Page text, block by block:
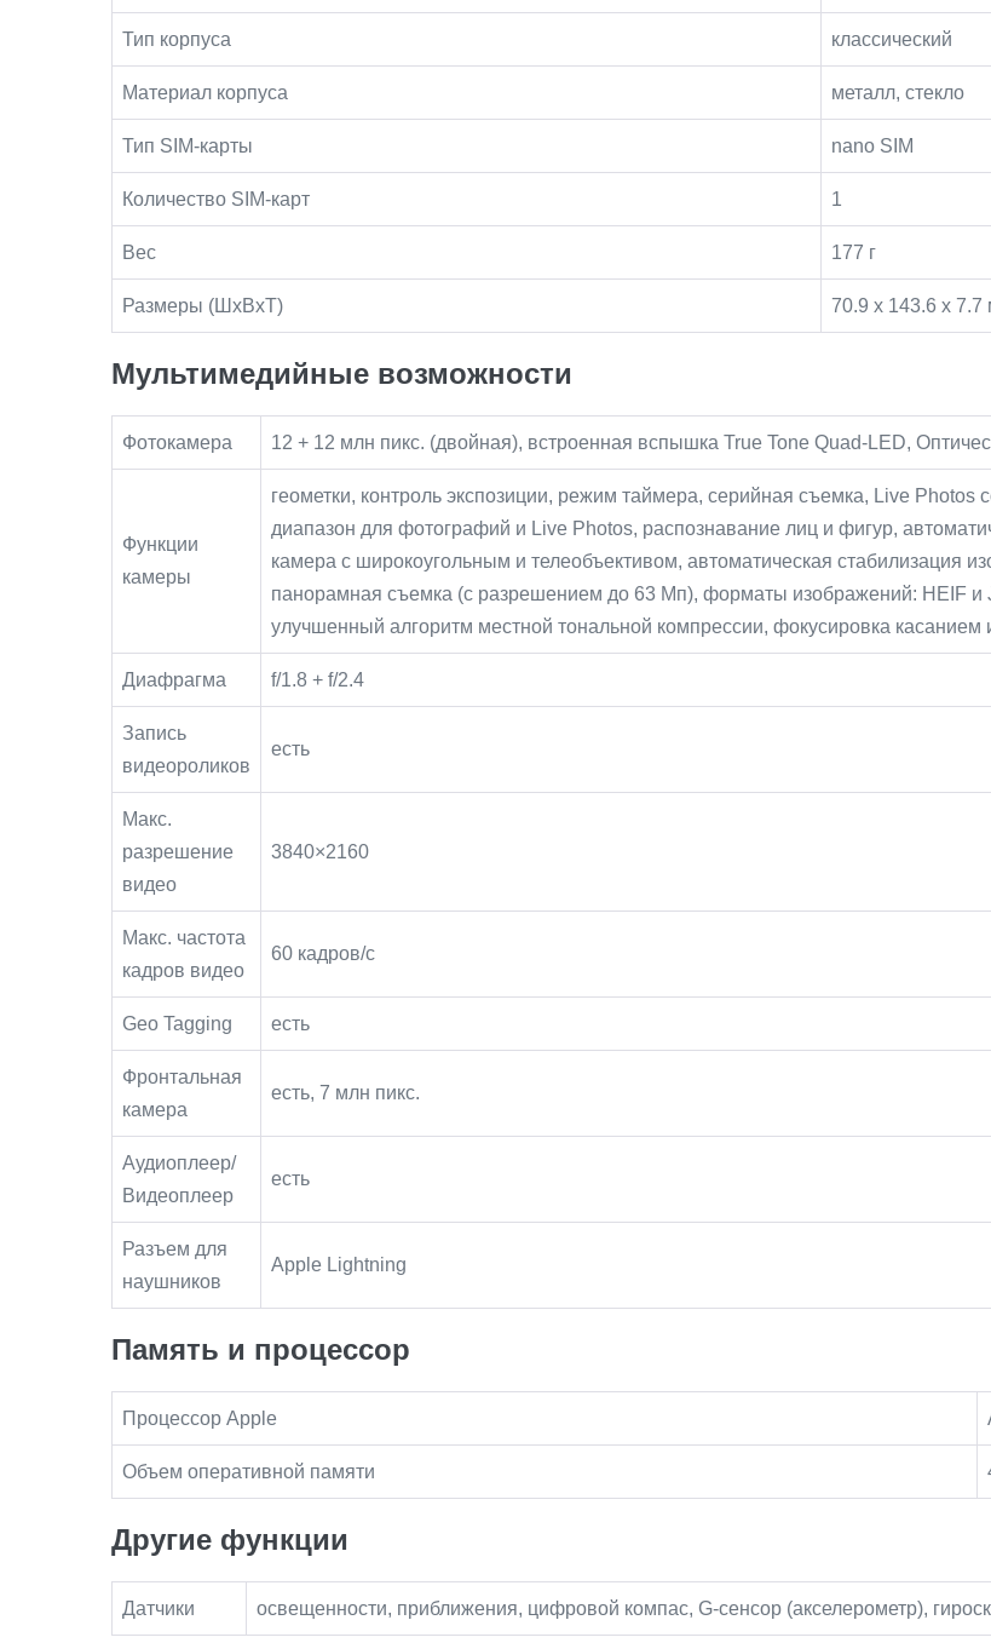
Тип корпуса классический
Материал корпуса металл, стекло
Тип SIM-карты nano SIM
Количество SIM-карт 1
Вес 177 г
Размеры (ШxВxТ) 70.9 x 143.6 x 7.7
Мультимедийные возможности
Фотокамера 12 + 12 млн пикс. (двойная), встроенная вспышка True Tone Quad-LED,
Функции
камеры
геометки, контроль экспозиции, режим таймера, серийная съемка, Live
диапазон для фотографий и Live Photos, распознавание лиц и фигур,
камера с широкоугольным и телеобъективом, автоматическая стабилизация
панорамная съемка (с разрешением до 63 Мп), форматы изображений: HEIF и
улучшенный алгоритм местной тональной компрессии, фокусировка
Диафрагма f/1.8 + f/2.4
Запись
видеороликов
есть
Макс.
разрешение
видео
3840×2160
Макс. частота
кадров видео
60 кадров/с
Geo Tagging есть
Фронтальная
камера
есть, 7 млн пикс.
Аудиоплеер/
Видеоплеер
есть
Разъем для
наушников
Apple Lightning
Память и процессор
Процессор Apple
Объем оперативной памяти
Другие функции
Датчики освещенности, приближения, цифровой компас, G-сенсор (акселерометр),